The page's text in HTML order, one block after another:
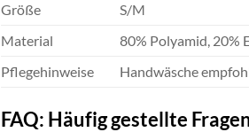
Größe
S/M
Material
80% Polyamid, 20%
Pflegehinweise
Handwäsche
FAQ: Häufig gestellte